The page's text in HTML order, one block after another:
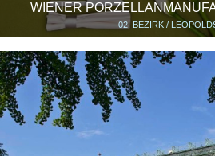
WIENER
02. BEZIRK /